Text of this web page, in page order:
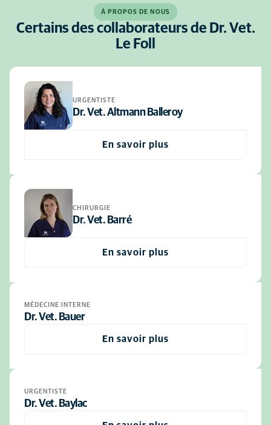
À PROPOS DE NOUS
Certains des collaborateurs de Dr. Vet.
Le Foll
URGENTISTE
Dr. Vet. Altmann Balleroy
En savoir plus
CHIRURGIE
Dr. Vet. Barré
En savoir plus
MÉDECINE INTERNE
Dr. Vet. Bauer
En savoir plus
URGENTISTE
Dr. Vet. Baylac